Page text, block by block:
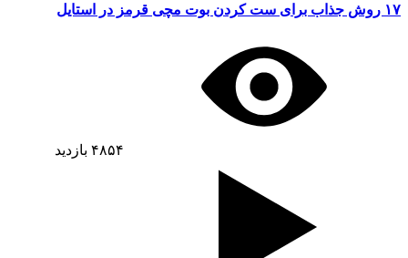
۱۷ روش جذاب برای ست کردن بوت مچی قرمز در استایل
۴۸۵۴ بازدید